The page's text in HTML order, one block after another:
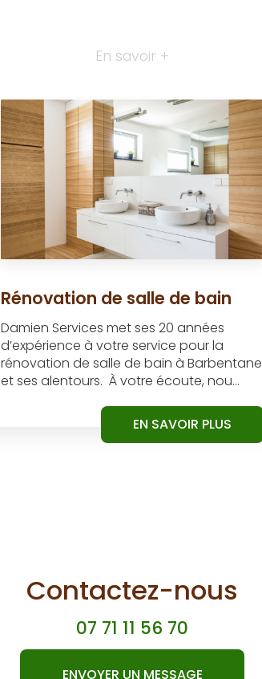
En savoir +
Rénovation de salle de bain
Damien Services met ses 20 années
d’expérience à votre service pour la
rénovation de salle de bain à Barbentane
et ses alentours. À votre écoute, nou...
EN SAVOIR PLUS
Contactez-nous
07 71 11 56 70
ENVOYER UN MESSAGE